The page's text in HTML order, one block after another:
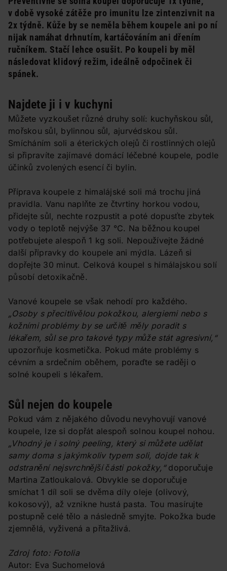
v době vysoké zátěže pro imunitu lze zintenzivnit na
2x týdně. Kůže by se neměla během koupele ani po ní
nijak namáhat drhnutím, kartáčováním ani dřením
ručníkem. Stačí lehce osušit. Po koupeli by měl
následovat klidový režim, ideálně odpočinek či
spánek.
Najdete ji i v kuchyni
Můžete vyzkoušet různé druhy solí: kuchyňskou sůl,
mořskou sůl, bylinnou sůl, ajurvédskou sůl.
Smícháním soli a éterických olejů či rostlinných olejů
si připravíte zajímavé domácí léčebné koupele, podle
účinků zvolených esencí či bylin.
Příprava koupele z himalájské soli má trochu jiná
pravidla. Vanu naplňte ze čtvrtiny horkou vodou,
přidejte sůl, nechte rozpustit a poté dopusťte zbytek
vody o teplotě nejvýše 37 °C. Na běžnou koupel
potřebujete alespoň 1 kg soli. Nepoužívejte žádné
další přípravky do koupele ani mýdla. Lázeň si
dopřejte 30 minut. Celková koupel s himálajskou solí
působí detoxikačně.
Vanové koupele se však nehodí pro každého.
„Osoby s přecitlivělou pokožkou, alergiemi nebo s
kožními problémy by se určitě měly poradit s
lékařem, sůl se pro takové typy může stát agresivní,“
upozorňuje kosmetička. Pokud máte problémy s
cévním a srdečním oběhem, poraďte se raději o
solné koupeli s lékařem.
Sůl nejen do koupele
Pokud vám z nějakého důvodu nevyhovují vanové
koupele, lze si dopřát alespoň solnou koupel nohou.
„Vhodný je i solný peeling, který si můžete udělat
samy doma s jakýmkoliv typem soli, dojde tak k
odstranění nejsvrchnější části pokožky,“doporučuje
Martina Zatloukalová. Obvykle se doporučuje
smíchat 1 díl soli se dvěma díly oleje (olivový,
kokosový), až vznikne hustá pasta. Tou masírujte
postupně celé tělo a následně smyjte. Pokožka bude
zjemnělá, vyživená a přitažlivá.
Zdroj foto: Fotolia
Autor: Eva Suchomelová